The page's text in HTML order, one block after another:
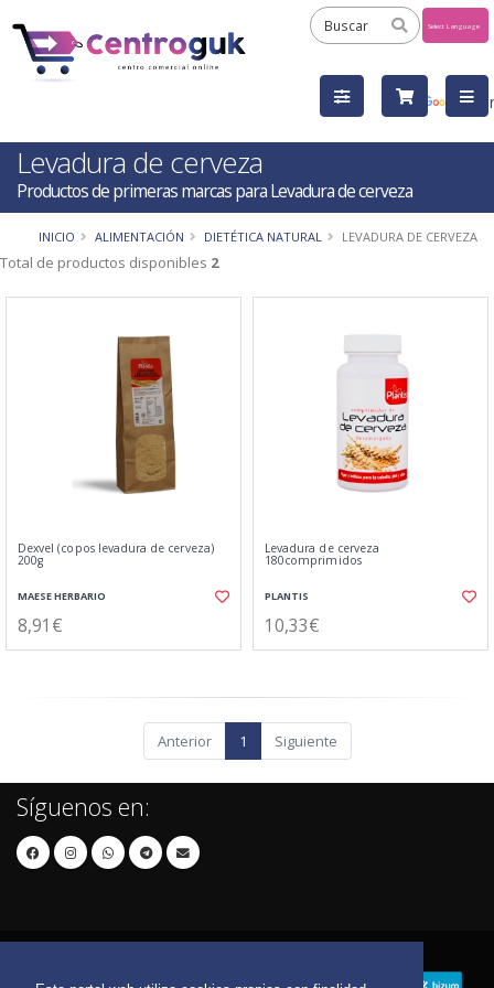
by
Levadura de cerveza
Productos de primeras marcas para Levadura de cerveza
INICIO ALIMENTACIÓN DIETÉTICA NATURAL LEVADURA DE CERVEZA
Total de productos disponibles 2
Dexvel (copos levadura de cerveza)
200g
MAESE HERBARIO
8,91€
Levadura de cerveza
180comprimidos
PLANTIS
10,33€
Anterior 1 Siguiente
Síguenos en: